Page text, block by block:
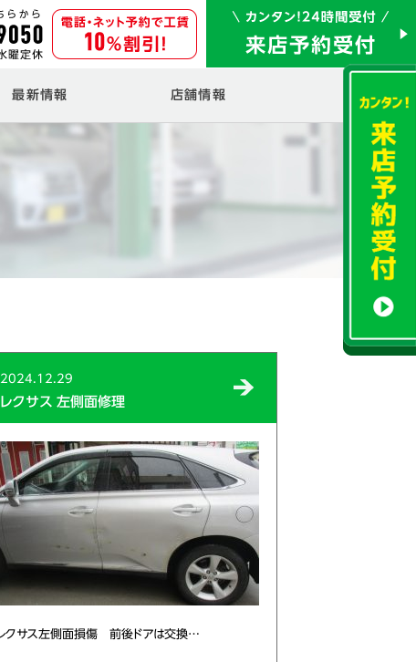
最新情報 店舗情報
2024.12.29
レクサス 左側面修理
レクサス左側面損傷 前後ドアは交換…